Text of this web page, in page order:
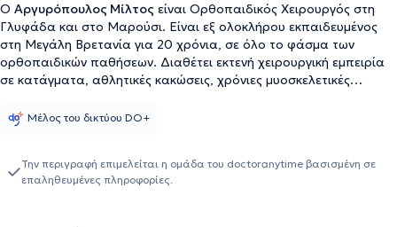
Ο Αργυρόπουλος Μίλτος είναι Ορθοπαιδικός Χειρουργός στη
Γλυφάδα και στο Μαρούσι. Είναι εξ ολοκλήρου εκπαιδευμένος
στη Μεγάλη Βρετανία για 20 χρόνια, σε όλο το φάσμα των
ορθοπαιδικών παθήσεων. Διαθέτει εκτενή χειρουργική εμπειρία
σε κατάγματα, αθλητικές κακώσεις, χρόνιες μυοσκελετικές
(fellowship) στις παθήσεις της ποδοκνημικής και του άκρου
παρουσιάσεων. ---> athensorthopaedic.com/
Μέλος του δικτύου DO+
Την περιγραφή επιμελείται η ομάδα του doctoranytime βασισμένη σε
επαληθευμένες πληροφορίες.